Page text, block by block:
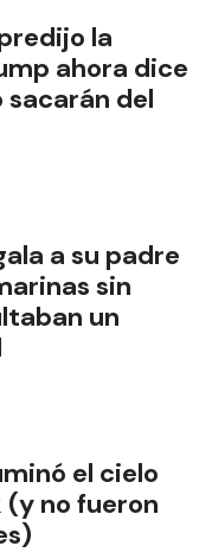
la
ahora dice
sacarán del
a su padre
sin
un
el cielo
(y no fueron